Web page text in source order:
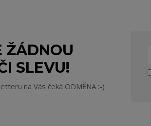
ŽÁDNOU
SLEVU!
na Vás čeká ODMĚNA :-)